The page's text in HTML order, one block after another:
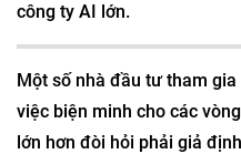
công ty AI lớn.
Một số nhà đầu tư tham
việc biện minh cho các
lớn hơn đòi hỏi phải giả